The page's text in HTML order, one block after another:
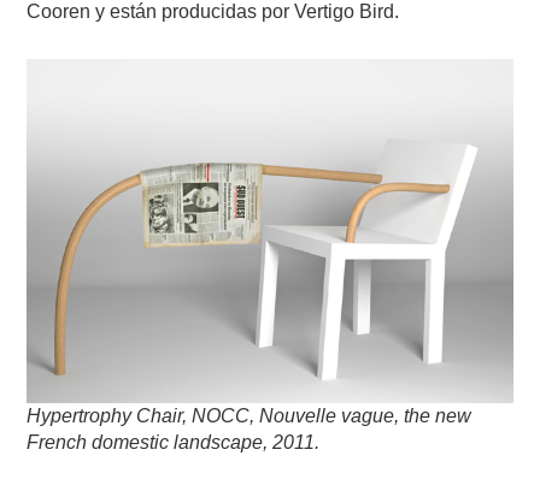
Cooren y están producidas por Vertigo Bird.
Hypertrophy Chair, NOCC, Nouvelle vague, the new
French domestic landscape, 2011.